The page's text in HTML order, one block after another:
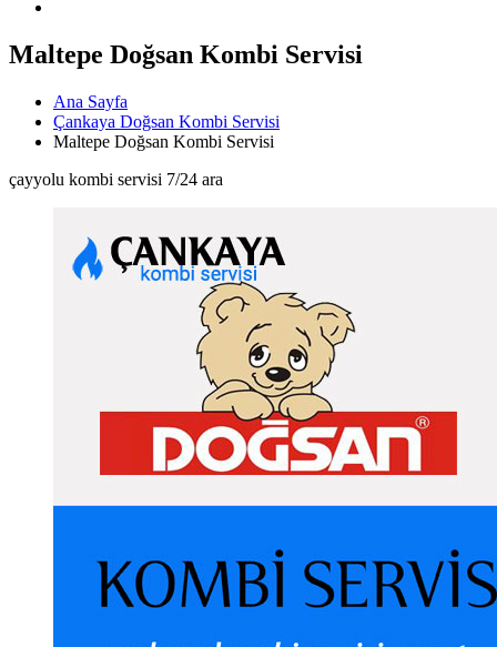
Maltepe Doğsan Kombi Servisi
Ana Sayfa
Çankaya Doğsan Kombi Servisi
Maltepe Doğsan Kombi Servisi
çayyolu kombi servisi 7/24 ara